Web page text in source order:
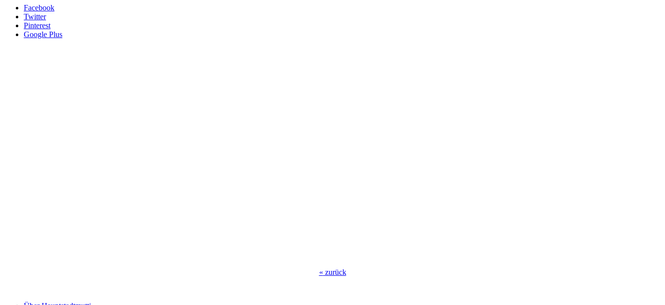
Facebook
Twitter
Pinterest
Google Plus
« zurück